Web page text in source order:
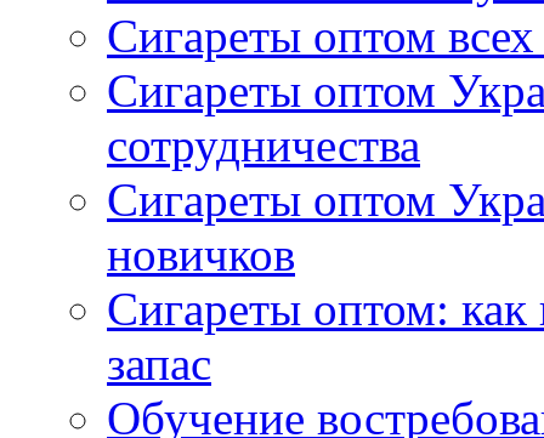
Сигареты оптом
Сигареты оптом
сотрудничества
Сигареты оптом
новичков
Сигареты оптом:
запас
Обучение